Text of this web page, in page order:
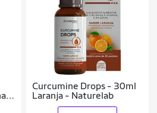
Curcumine Drops - 30ml
Laranja - Naturelab